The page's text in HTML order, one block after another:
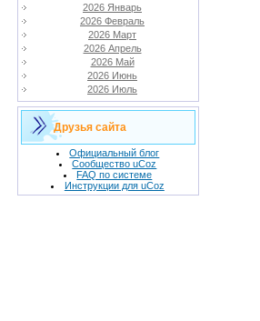
2026 Январь
2026 Февраль
2026 Март
2026 Апрель
2026 Май
2026 Июнь
2026 Июль
Друзья сайта
Официальный блог
Сообщество uCoz
FAQ по системе
Инструкции для uCoz